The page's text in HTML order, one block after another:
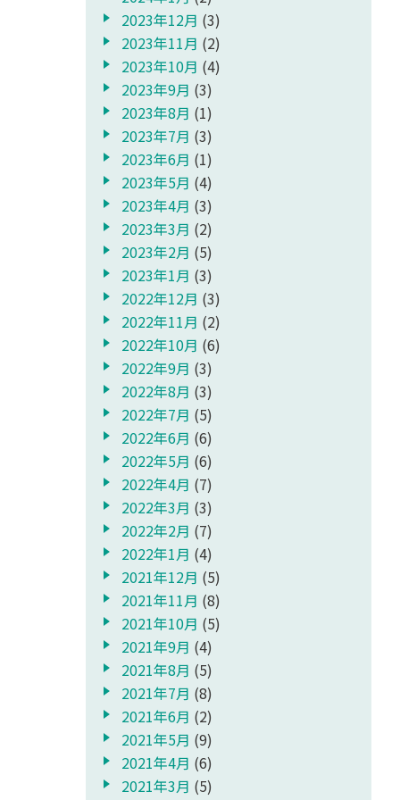
2023年12月 (3)
2023年11月 (2)
2023年10月 (4)
2023年9月 (3)
2023年8月 (1)
2023年7月 (3)
2023年6月 (1)
2023年5月 (4)
2023年4月 (3)
2023年3月 (2)
2023年2月 (5)
2023年1月 (3)
2022年12月 (3)
2022年11月 (2)
2022年10月 (6)
2022年9月 (3)
2022年8月 (3)
2022年7月 (5)
2022年6月 (6)
2022年5月 (6)
2022年4月 (7)
2022年3月 (3)
2022年2月 (7)
2022年1月 (4)
2021年12月 (5)
2021年11月 (8)
2021年10月 (5)
2021年9月 (4)
2021年8月 (5)
2021年7月 (8)
2021年6月 (2)
2021年5月 (9)
2021年4月 (6)
2021年3月 (5)